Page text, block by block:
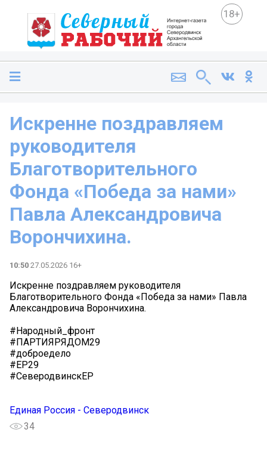
18+
Искренне поздравляем
руководителя
Благотворительного
Фонда «Победа за нами»
Павла Александровича
Ворончихина.
10:50 27.05.2026 16+
Искренне поздравляем руководителя
Благотворительного Фонда «Победа за нами» Павла
Александровича Ворончихина.
#Народный_фронт
#ПАРТИЯРЯДОМ29
#доброедело
#ЕР29
#СеверодвинскЕР
Единая Россия - Северодвинск
34